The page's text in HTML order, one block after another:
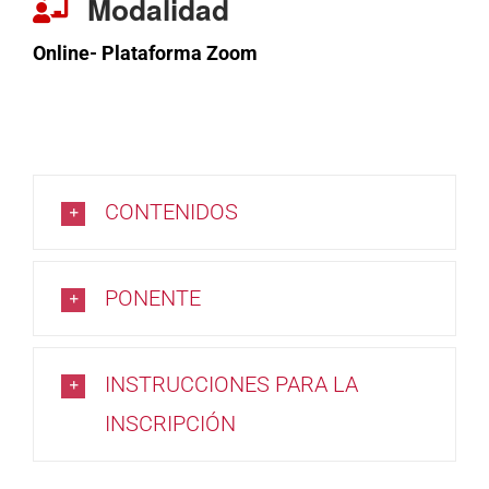
Modalidad
Online- Plataforma Zoom
CONTENIDOS
PONENTE
INSTRUCCIONES PARA LA
INSCRIPCIÓN